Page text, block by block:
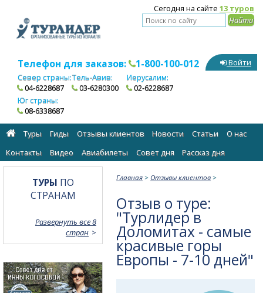
Сегодня на сайте 13 туров
Телефон для заказов: 1-800-100-012
Север страны:
04-6228687
Тель-Авив:
03-6280300
Иерусалим:
02-6228687
Юг страны:
08-6338687
Войти
Туры Гиды Отзывы клиентов Новости Статьи
О нас
Контакты
Видео Авиабилеты Cовет дня Рассказ дня
Главная > Отзывы клиентов >
Отзыв о туре:
"Турлидер в
Доломитах - самые
красивые горы
Европы - 7-10 дней"
ТУРЫ ПО
СТРАНАМ
Развернуть все 8
стран